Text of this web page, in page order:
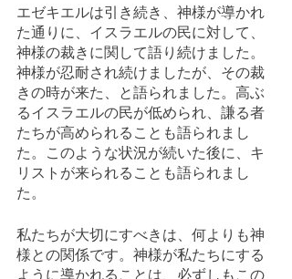
エゼキエルは引き続き、神様が導かれ
た通りに、イスラエルの民に対して、
神様の裁きに関して語り続けました。
神様が忍耐され続けましたが、その裁
きの時が来た、と語られました。高ぶ
るイスラエルの民が低められ、謙る者
たちが高められることも語られまし
た。このような状況が続いた後に、キ
リストが来られることも語られまし
た。
私たちが大切にすべきは、何よりも神
様との関係です。神様が私たちにする
ように導かれることは、必ずしもこの